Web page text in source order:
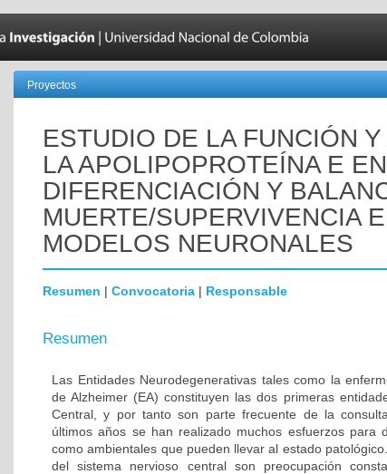
Proyectos
ESTUDIO DE LA FUNCIÓN
LA APOLIPOPROTEÍNA E
DIFERENCIACIÓN Y
MUERTE/SUPERVIVENCIA
MODELOS NEURONALES
Resumen | Convocatoria | Responsable
Resumen
Las Entidades Neurodegenerativas tales como la
de Alzheimer (EA) constituyen las dos primeras
Central, y por tanto son parte frecuente de la
últimos años se han realizado muchos esfuerzos para
como ambientales que pueden llevar al estado
del sistema nervioso central son preocupación